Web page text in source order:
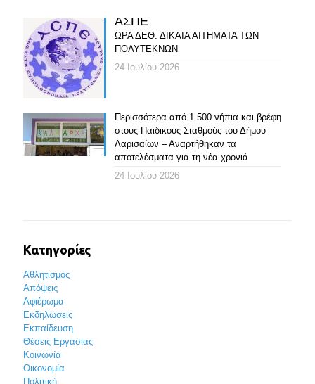
ΑΣΠΕ
ΩΡΑ ΔΕΘ: ΔΙΚΑΙΑ ΑΙΤΗΜΑΤΑ ΤΩΝ
ΠΟΛΥΤΕΚΝΩΝ
24 Ιουλίου 2026
Περισσότερα από 1.500 νήπια και βρέφη
στους Παιδικούς Σταθμούς του Δήμου
Λαρισαίων – Αναρτήθηκαν τα
αποτελέσματα για τη νέα χρονιά
24 Ιουλίου 2026
Κατηγορίες
Αθλητισμός
Απόψεις
Αφιέρωμα
Εκδηλώσεις
Εκπαίδευση
Θέσεις Εργασίας
Κοινωνία
Οικονομία
Πολιτική